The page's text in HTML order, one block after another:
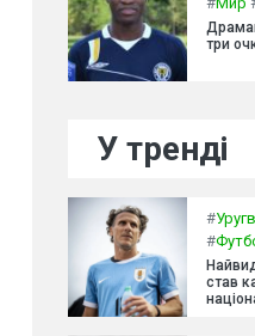
три
У тренді
#
#
став